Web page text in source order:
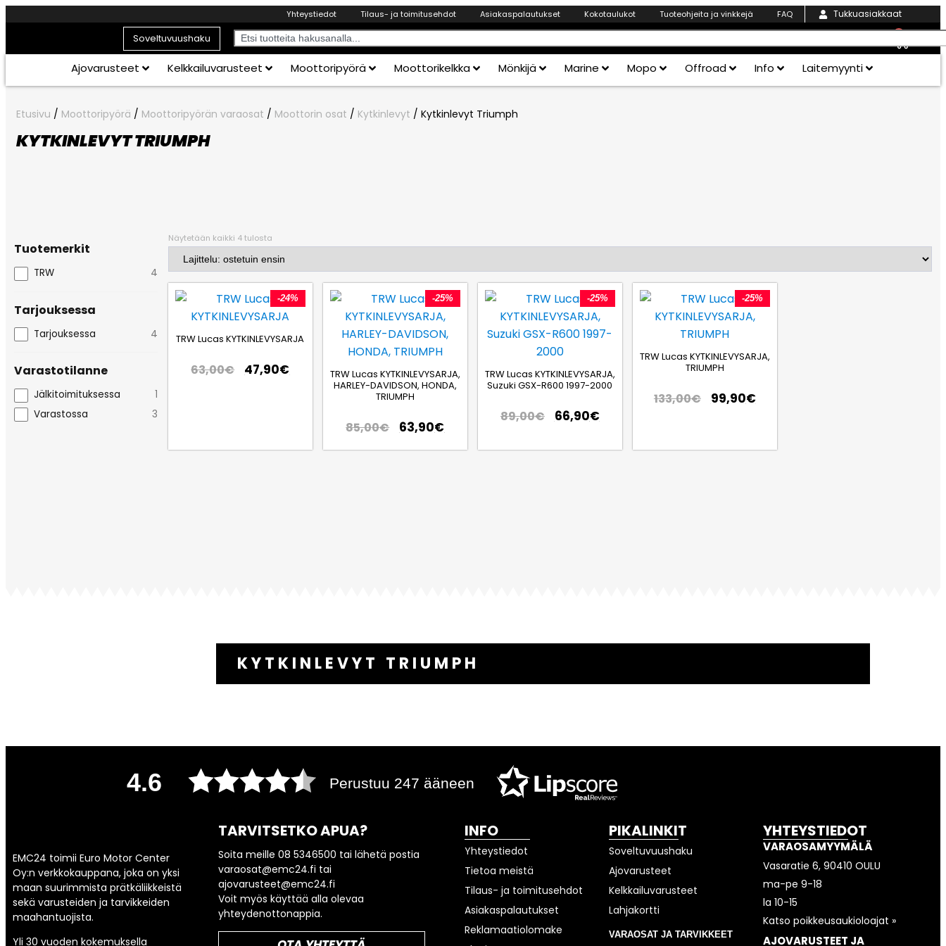
Yhteystiedot Tilaus- ja toimitusehdot Asiakaspalautukset Kokotaulukot Tuoteohjeita ja vinkkejä FAQ Tukkuasiakkaat
Soveltuvuushaku 0
Ajovarusteet Kelkkailuvarusteet Moottoripyörä Moottorikelkka Mönkijä Marine Mopo Offroad Info Laitemyynti
Etusivu / Moottoripyörä / Moottoripyörän varaosat / Moottorin osat / Kytkinlevyt / Kytkinlevyt Triumph
KYTKINLEVYT TRIUMPH
Tuotemerkit
TRW 4
Tarjouksessa
Tarjouksessa 4
Varastotilanne
Jälkitoimituksessa
1
Varastossa
3
Näytetään kaikki 4 tulosta
-24%
TRW Lucas KYTKINLEVYSARJA
63,00€ 47,90€
-25%
TRW Lucas KYTKINLEVYSARJA,
HARLEY-DAVIDSON, HONDA,
TRIUMPH
85,00€ 63,90€
-25%
TRW Lucas KYTKINLEVYSARJA,
Suzuki GSX-R600 1997-2000
89,00€ 66,90€
-25%
TRW Lucas KYTKINLEVYSARJA,
TRIUMPH
133,00€ 99,90€
KYTKINLEVYT TRIUMPH
4.6 Perustuu 247 ääneen
EMC24 toimii Euro Motor Center
Oy:n verkkokauppana, joka on yksi
maan suurimmista prätkäliikkeistä
sekä varusteiden ja tarvikkeiden
maahantuojista.
Yli 30 vuoden kokemuksella
TARVITSETKO APUA?
Soita meille 08 5346500 tai lähetä postia
varaosat@emc24.fi tai
ajovarusteet@emc24.fi
Voit myös käyttää alla olevaa
yhteydenottonappia.
INFO
Yhteystiedot
Tietoa meistä
Tilaus- ja toimitusehdot
Asiakaspalautukset
Reklamaatiolomake
PIKALINKIT
Soveltuvuushaku
Ajovarusteet
Kelkkailuvarusteet
Lahjakortti
VARAOSAT JA TARVIKKEET
YHTEYSTIEDOT
VARAOSAMYYMÄLÄ
Vasaratie 6, 90410 OULU
ma-pe 9-18
la 10-15
Katso poikkeusaukioloajat »
AJOVARUSTEET JA